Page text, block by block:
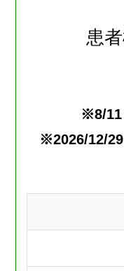
患
※8/11
※2026/12/29